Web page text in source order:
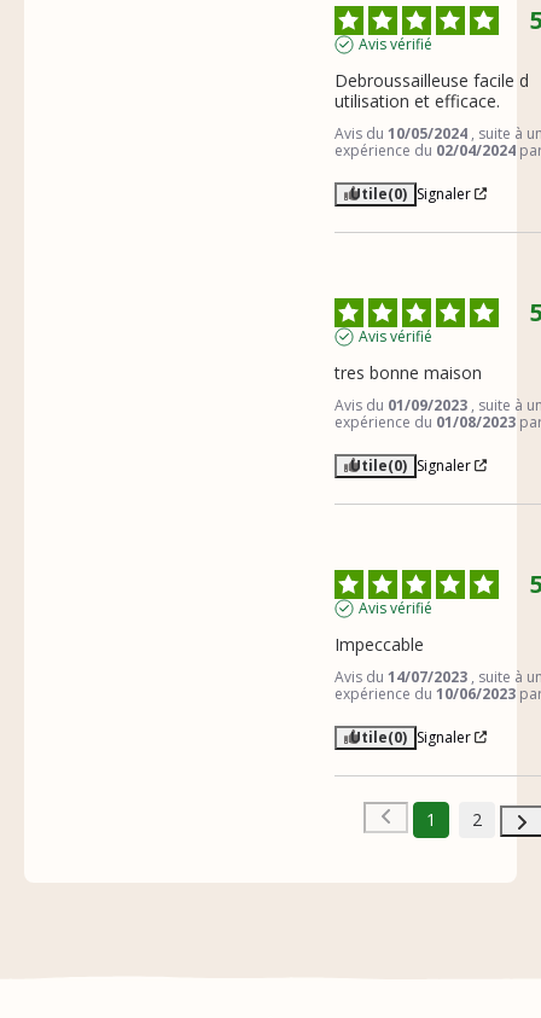
Avis vérifié
Debroussailleuse facile d
utilisation et efficace.
Avis du 10/05/2024 , suite à
expérience du 02/04/2024
Utile(0) Signaler
Avis vérifié
tres bonne maison
Avis du 01/09/2023 , suite à
expérience du 01/08/2023
Utile(0) Signaler
Avis vérifié
Impeccable
Avis du 14/07/2023 , suite à
expérience du 10/06/2023
Utile(0) Signaler
1 2